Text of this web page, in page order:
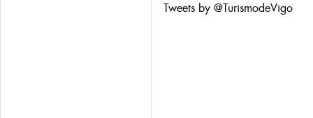
Tweets by @TurismodeVigo